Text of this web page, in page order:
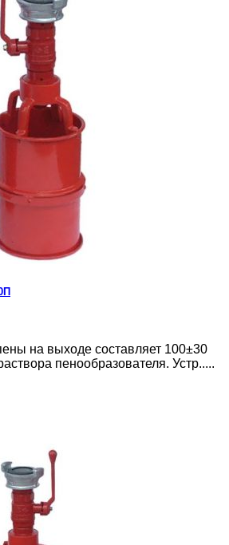
на выходе составляет 100±30
пенообразователя. Устр.....